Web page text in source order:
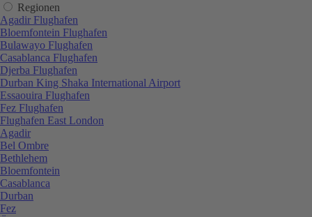
Regionen
Agadir Flughafen
Bloemfontein Flughafen
Bulawayo Flughafen
Casablanca Flughafen
Djerba Flughafen
Durban King Shaka International Airport
Essaouira Flughafen
Fez Flughafen
Flughafen East London
Agadir
Bel Ombre
Bethlehem
Bloemfontein
Casablanca
Durban
Fez